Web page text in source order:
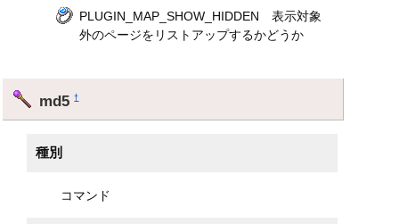
PLUGIN_MAP_SHOW_HIDDEN 表示対象
外のページをリストアップするかどうか
md5†
種別
コマンド